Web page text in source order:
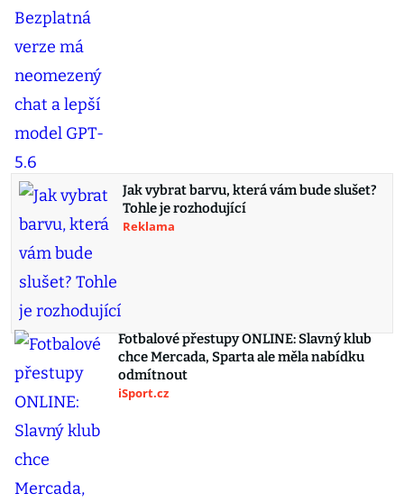
Jak vybrat barvu, která vám bude slušet?
Tohle je rozhodující
Reklama
Fotbalové přestupy ONLINE: Slavný klub
chce Mercada, Sparta ale měla nabídku
odmítnout
iSport.cz